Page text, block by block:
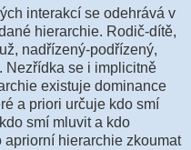
interakcí se odehrává v
hierarchie. Rodič-dítě,
nadřízený-podřízený,
Nezřídka se i implicitně
existuje dominance
a priori určuje kdo smí
smí mluvit a kdo
apriorní hierarchie zkoumat